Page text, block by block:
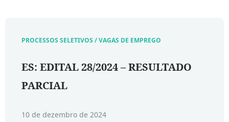
PROCESSOS SELETIVOS / VAGAS DE EMPREGO
ES: EDITAL 28/2024 – RESULTADO
PARCIAL
10 de dezembro de 2024